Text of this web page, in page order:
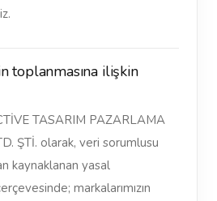
toplanmasına ilişkin
TASARIM PAZARLAMA
ŞTİ. olarak, veri sorumlusu
kaynaklanan yasal
markalarımızın